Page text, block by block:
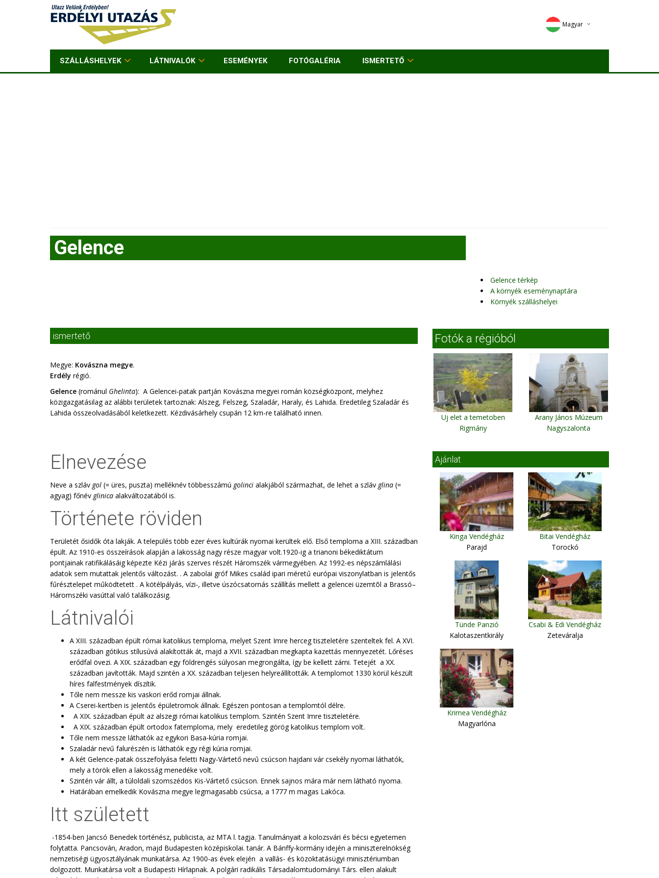
Magyar
Deutsch
SZÁLLÁSHELYEK LÁTNIVALÓK ESEMÉNYEK FOTÓGALÉRIA ISMERTETŐ
Gelence
Gelence térkép
A környék eseménynaptára
Környék szálláshelyei
ismertető
Megye: Kovászna megye.
Erdély régió.
Gelence (románul Ghelinta): A Gelencei-patak partján Kovászna megyei román községközpont, melyhez
közigazgatásilag az alábbi területek tartoznak: Alszeg, Felszeg, Szaladár, Haraly, és Lahida. Eredetileg Szaladár és
Lahida összeolvadásából keletkezett. Kézdivásárhely csupán 12 km-re található innen.
Elnevezése
Neve a szláv gol (= üres, puszta) melléknév többesszámú golinci alakjából származhat, de lehet a szláv glina (=
agyag) főnév glinica alakváltozatából is.
Története röviden
Területét ősidők óta lakják. A település több ezer éves kultúrák nyomai kerültek elő. Első temploma a XIII. században
épült. Az 1910-es összeírások alapján a lakosság nagy része magyar volt.1920-ig a trianoni békediktátum
pontjainak ratifikálásáig képezte Kézi járás szerves részét Háromszék vármegyében. Az 1992-es népszámlálási
adatok sem mutattak jelentős változást. . A zabolai gróf Mikes család ipari méretű európai viszonylatban is jelentős
fűrésztelepet működtetett . A kötélpályás, vízi-, illetve úszócsatornás szállítás mellett a gelencei üzemtõl a Brassó–
Háromszéki vasúttal való találkozásig.
Látnivalói
A XIII. században épült római katolikus temploma, melyet Szent Imre herceg tiszteletére szenteltek fel. A XVI.
században gótikus stílusúvá alakították át, majd a XVII. században megkapta kazettás mennyezetét. Lőréses
erődfal övezi. A XIX. században egy földrengés súlyosan megrongálta, így be kellett zárni. Tetejét a XX.
században javították. Majd szintén a XX. században teljesen helyreállították. A templomot 1330 körül készült
híres falfestmények díszítik.
Tőle nem messze kis vaskori erőd romjai állnak.
A Cserei-kertben is jelentős épületromok állnak. Egészen pontosan a templomtól délre.
A XIX. században épült az alszegi római katolikus templom. Szintén Szent Imre tiszteletére.
A XIX. században épült ortodox fatemploma, mely eredetileg görög katolikus templom volt.
Tőle nem messze láthatók az egykori Basa-kúria romjai.
Szaladár nevű falurészén is láthatók egy régi kúria romjai.
A két Gelence-patak összefolyása feletti Nagy-Vártető nevű csúcson hajdani vár csekély nyomai láthatók,
mely a török ellen a lakosság menedéke volt.
Szintén vár állt, a túloldali szomszédos Kis-Vártető csúcson. Ennek sajnos mára már nem látható nyoma.
Határában emelkedik Kovászna megye legmagasabb csúcsa, a 1777 m magas Lakóca.
Itt született
-1854-ben Jancsó Benedek történész, publicista, az MTA l. tagja. Tanulmányait a kolozsvári és bécsi egyetemen
folytatta. Pancsován, Aradon, majd Budapesten középiskolai. tanár. A Bánffy-kormány idején a miniszterelnökség
nemzetiségi ügyosztályának munkatársa. Az 1900-as évek elején a vallás- és közoktatásügyi minisztériumban
dolgozott. Munkatársa volt a Budapesti Hírlapnak. A polgári radikális Társadalomtudományi Társ. ellen alakult
Fotók a régióból
Uj elet a temetoben
Rigmány
Arany János Múzeum
Nagyszalonta
Ajánlat
Kinga Vendégház
Parajd
Bitai Vendégház
Torockó
Tünde Panzió
Kalotaszentkirály
Csabi & Edi Vendégház
Zeteváralja
Krimea Vendégház
Magyarlóna